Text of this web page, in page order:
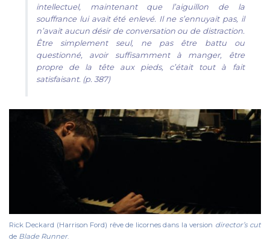
intellectuel, maintenant que l’aiguillon de la
souffrance lui avait été enlevé. Il ne s’ennuyait pas, il
n’avait aucun désir de conversation ou de distraction.
Être simplement seul, ne pas être battu ou
questionné, avoir suffisamment à manger, être
propre de la tête aux pieds, c’était tout à fait
satisfaisant. (p. 387)
Rick Deckard (Harrison Ford) rêve de licornes dans la version director’s cut
de Blade Runner.